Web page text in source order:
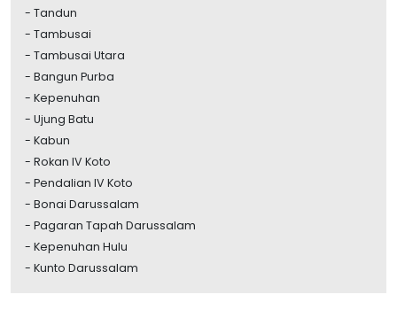
- Tandun
- Tambusai
- Tambusai Utara
- Bangun Purba
- Kepenuhan
- Ujung Batu
- Kabun
- Rokan IV Koto
- Pendalian IV Koto
- Bonai Darussalam
- Pagaran Tapah Darussalam
- Kepenuhan Hulu
- Kunto Darussalam